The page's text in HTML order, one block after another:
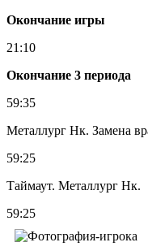
Окончание игры
21:10
Окончание 3 периода
59:35
Металлург Нк. Замена
59:25
Таймаут. Металлург Нк.
59:25